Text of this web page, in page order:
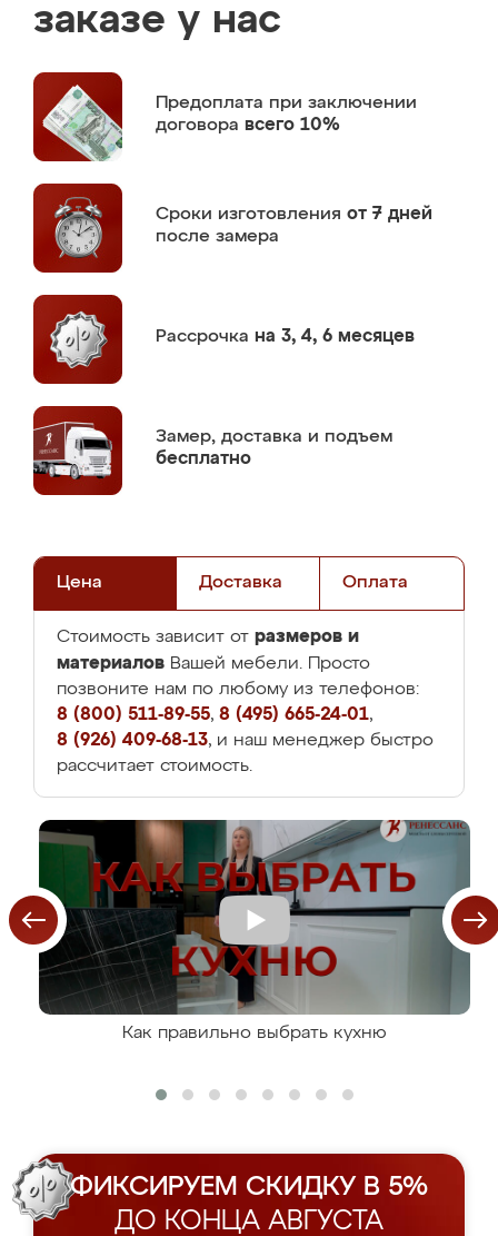
заказе у нас
Предоплата при заключении
договора всего 10%
Сроки изготовления от 7 дней
после замера
Рассрочка на 3, 4, 6 месяцев
Замер, доставка и подъем
бесплатно
Цена Доставка Оплата
Стоимость зависит от размеров и
материалов Вашей мебели. Просто
позвоните нам по любому из телефонов:
8 (800) 511-89-55, 8 (495) 665-24-01,
8 (926) 409-68-13, и наш менеджер быстро
рассчитает стоимость.
Как правильно выбрать кухню
ФИКСИРУЕМ СКИДКУ В 5%
ДО КОНЦА АВГУСТА